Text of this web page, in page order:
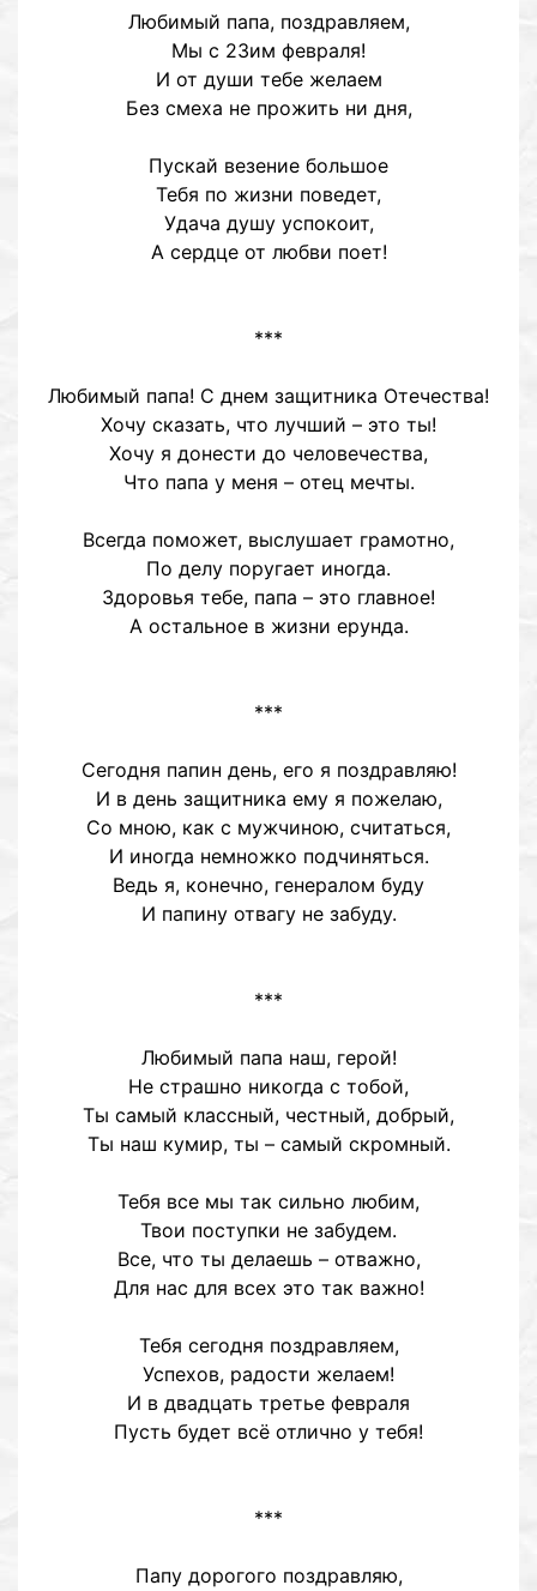
Любимый папа, поздравляем,
Мы с 23им февраля!
И от души тебе желаем
Без смеха не прожить ни дня,
Пускай везение большое
Тебя по жизни поведет,
Удача душу успокоит,
А сердце от любви поет!
***
Любимый папа! С днем защитника Отечества!
Хочу сказать, что лучший – это ты!
Хочу я донести до человечества,
Что папа у меня – отец мечты.
Всегда поможет, выслушает грамотно,
По делу поругает иногда.
Здоровья тебе, папа – это главное!
А остальное в жизни ерунда.
***
Сегодня папин день, его я поздравляю!
И в день защитника ему я пожелаю,
Со мною, как с мужчиною, считаться,
И иногда немножко подчиняться.
Ведь я, конечно, генералом буду
И папину отвагу не забуду.
***
Любимый папа наш, герой!
Не страшно никогда с тобой,
Ты самый классный, честный, добрый,
Ты наш кумир, ты – самый скромный.
Тебя все мы так сильно любим,
Твои поступки не забудем.
Все, что ты делаешь – отважно,
Для нас для всех это так важно!
Тебя сегодня поздравляем,
Успехов, радости желаем!
И в двадцать третье февраля
Пусть будет всё отлично у тебя!
***
Папу дорогого поздравляю,